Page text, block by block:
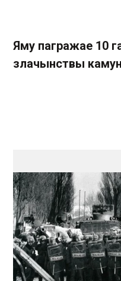
Яму пагражае 10
злачынствы